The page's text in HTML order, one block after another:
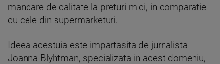
mancare de calitate la preturi mici, in comparatie
cu cele din supermarketuri.
Ideea acestuia este impartasita de jurnalista
Joanna Blyhtman, specializata in acest domeniu,